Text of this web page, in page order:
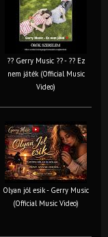
?? Gerry Music ?? - ?? Ez
nem játék (Official Music
Video)
Olyan jól esik - Gerry Music
(Official Music Video)